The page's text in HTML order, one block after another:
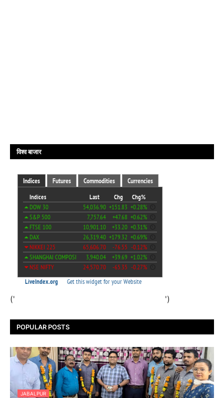
विश्व बाजार
(' ')
POPULAR POSTS
JABALPUR